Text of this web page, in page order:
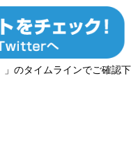
」のタイムラインでご確認下